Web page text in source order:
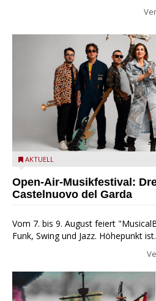
Castelnuovo del Garda: Die
AKTUELL
Open-Air-Musikfestival:
Castelnuovo del Garda
Vom 7. bis 9. August feiert
Funk, Swing und Jazz. Höhepunkt